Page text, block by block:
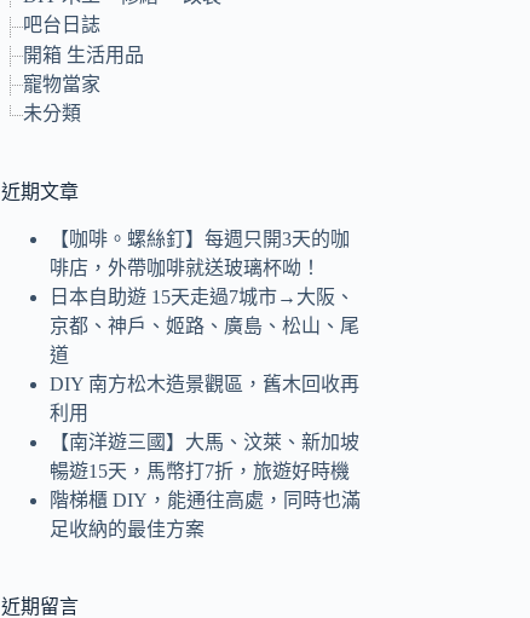
吧台日誌
開箱 生活用品
寵物當家
未分類
近期文章
【咖啡。螺絲釘】每週只開3天的咖
啡店，外帶咖啡就送玻璃杯呦！
日本自助遊 15天走過7城市→大阪、
京都、神戶、姬路、廣島、松山、尾
道
DIY 南方松木造景觀區，舊木回收再
利用
【南洋遊三國】大馬、汶萊、新加坡
暢遊15天，馬幣打7折，旅遊好時機
階梯櫃 DIY，能通往高處，同時也滿
足收納的最佳方案
近期留言